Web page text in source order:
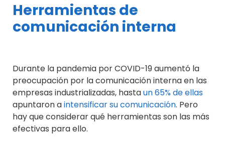
Herramientas de
comunicación interna
Durante la pandemia por COVID-19 aumentó la
preocupación por la comunicación interna en las
empresas industrializadas, hastaun 65% de ellas
apuntaron aintensificar su comunicación. Pero
hay que considerar qué herramientas son las más
efectivas para ello.